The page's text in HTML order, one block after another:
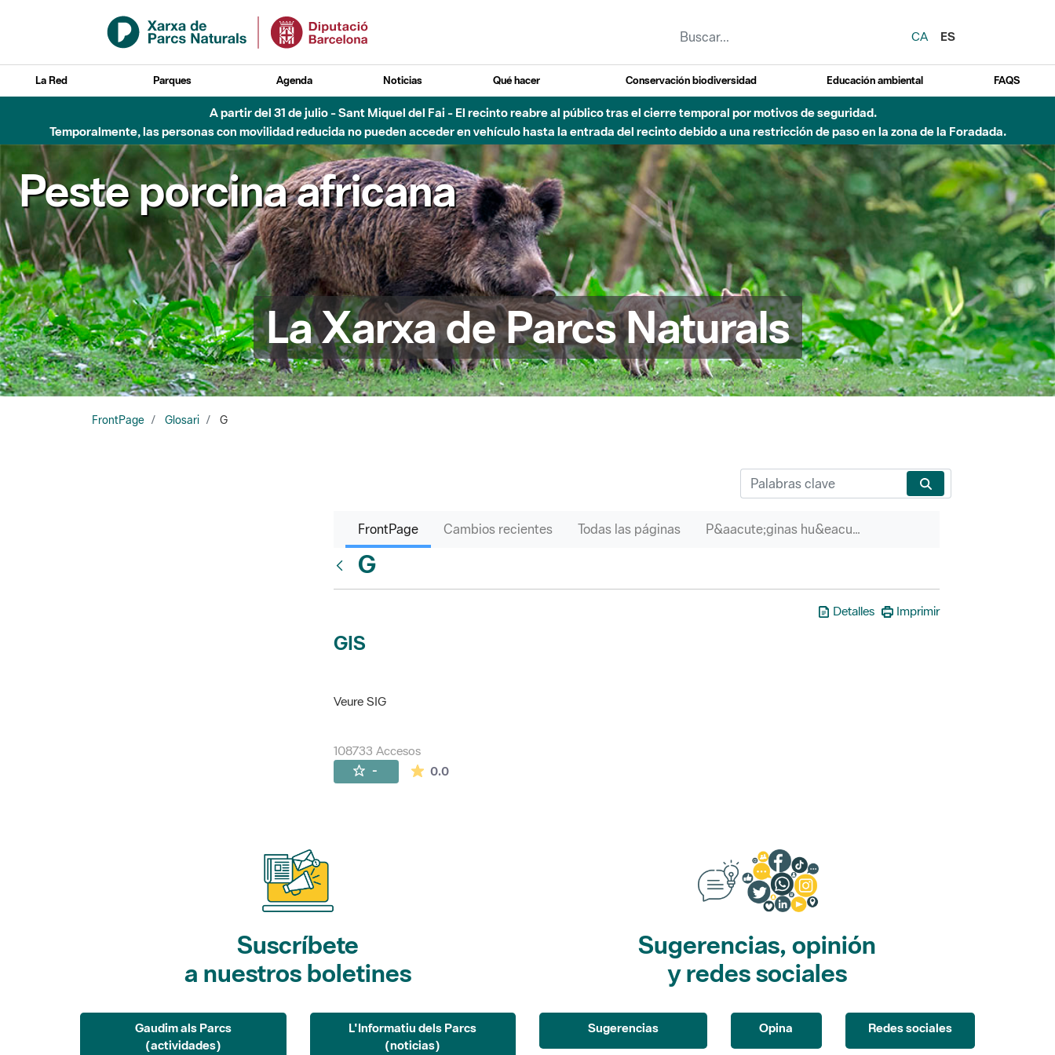
Saltar al contenido principal
CA
ES
La Red Parques Agenda Noticias Qué hacer Conservación biodiversidad Educación ambiental FAQS
A partir del 31 de julio - Sant Miquel del Fai - El recinto reabre al público tras el cierre temporal por motivos de seguridad.
Temporalmente, las personas con movilidad reducida no pueden acceder en vehículo hasta la entrada del recinto debido a una restricción de paso en la zona de la Foradada.
Peste porcina africana
La Xarxa de Parcs Naturals
FrontPage Glosari G
FrontPage Cambios recientes Todas las páginas P&aacute;ginas hu&eacute;rfanas
G
Detalles Imprimir
GIS
Veure SIG
108733 Accesos
- 0.0La valoración media es de 0 estrellas de 5.
Suscríbete
a nuestros boletines
Gaudim als Parcs
(actividades)
L'Informatiu dels Parcs
(noticias)
Sugerencias, opinión
y redes sociales
Sugerencias Opina Redes sociales